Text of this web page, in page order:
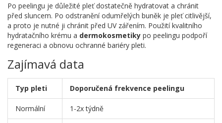
Po peelingu je důležité pleť dostatečně hydratovat a chránit
před sluncem. Po odstranění odumřelých buněk je pleť citlivější,
a proto je nutné ji chránit před UV zářením. Použití kvalitního
hydratačního krému a dermokosmetiky po peelingu podpoří
regeneraci a obnovu ochranné bariéry pleti.
Zajímavá data
Typ pleti Doporučená frekvence peelingu
Normální 1-2x týdně